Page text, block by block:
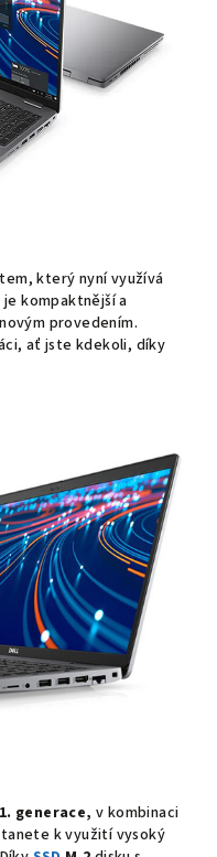
který nyní využívá
kompaktnější a
provedením.
ať jste kdekoli, díky
generace, v kombinaci
k využití vysoký